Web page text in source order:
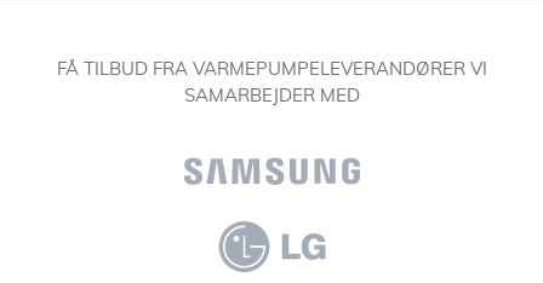
FÅ TILBUD FRA VARMEPUMPELEVERANDØRER VI
SAMARBEJDER MED